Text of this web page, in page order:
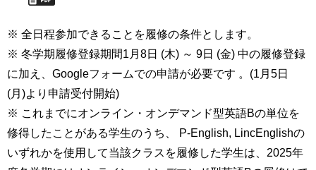
せ
通
ア
ス
※ 全日程参加できることを履修の条件とします。
※ 冬学期履修登録期間1月8日 (木) ～ 9日 (金) 中の履修登録
に加え、Googleフォームでの申請が必要です 。(1月5日
(月)より申請受付開始)
※ これまでにオンライン・オンデマンド型英語Bの単位を
修得したことがある学生のうち、 P-English, LincEnglishの
いずれかを使用して当該クラスを履修した学生は、2025年